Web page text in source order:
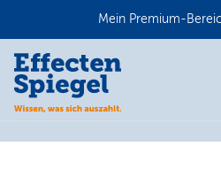
Mein Premium-